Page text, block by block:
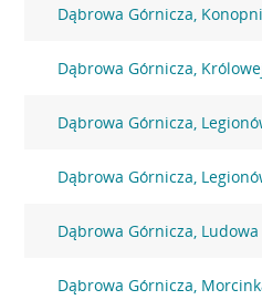
Dąbrowa Górnicza,
Dąbrowa Górnicza,
Dąbrowa Górnicza,
Dąbrowa Górnicza,
Dąbrowa Górnicza, Ludowa
Dąbrowa Górnicza,